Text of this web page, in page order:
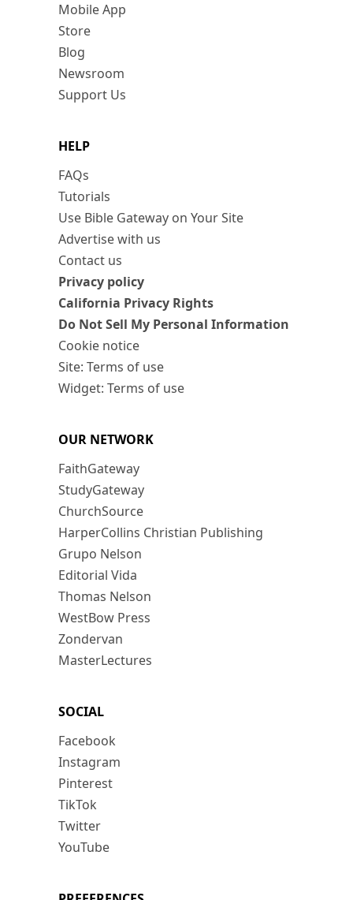
Mobile App
Store
Blog
Newsroom
Support Us
HELP
FAQs
Tutorials
Use Bible Gateway on Your Site
Advertise with us
Contact us
Privacy policy
California Privacy Rights
Do Not Sell My Personal Information
Cookie notice
Site: Terms of use
Widget: Terms of use
OUR NETWORK
FaithGateway
StudyGateway
ChurchSource
HarperCollins Christian Publishing
Grupo Nelson
Editorial Vida
Thomas Nelson
WestBow Press
Zondervan
MasterLectures
SOCIAL
Facebook
Instagram
Pinterest
TikTok
Twitter
YouTube